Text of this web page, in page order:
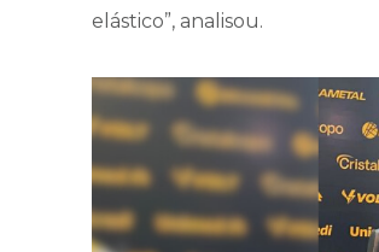
elástico”, analisou.